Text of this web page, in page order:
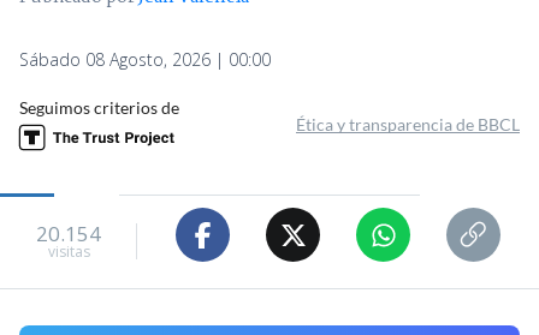
Sábado 08 Agosto, 2026 | 00:00
Seguimos criterios de
Ética y transparencia de BBCL
20.154
visitas